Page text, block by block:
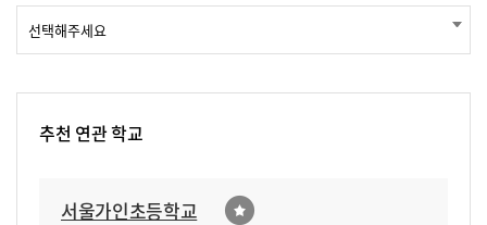
추천 연관 학교
서울가인초등학교